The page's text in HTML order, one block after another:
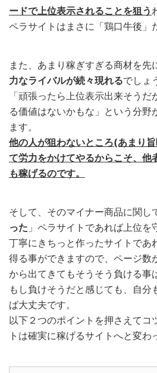
ードで上位表示されることを狙う
ペラサイトはまさに「鶏口牛後」
また、あまり稼ぎすぎる商材を先
力なライバルが続々現れるでしょ
「頑張ったら上位表示出来そう
る価値はないかもな」という分野
ます。
他の人が狙わないところ(あまり
て労力をかけてやるからこそ、他
も稼げるのです。
そして、そのマイナー商品に関し
った 」ペラサイトであれば上位を
丁寧にきちっと作ったサイトであ
得る事ができますので、ページ数
から出てきてもそうそう負ける事
もし負けそうだと感じても、自分
ば大丈夫です。
以下２つのポイントを押さえてコ
トは確実に稼げるサイトへと変わ